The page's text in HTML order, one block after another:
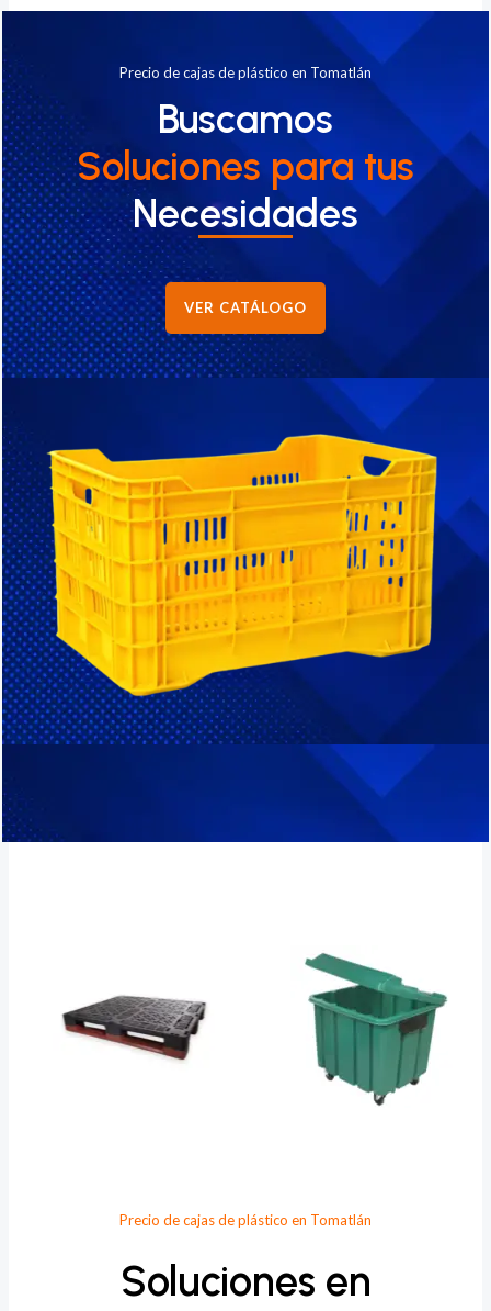
Precio de cajas de plástico en Tomatlán
Buscamos
Soluciones para tus
Necesidades
VER CATÁLOGO
Precio de cajas de plástico en Tomatlán
Soluciones en